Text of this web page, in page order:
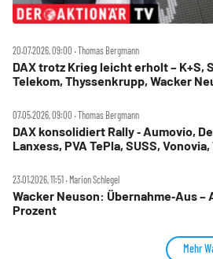
20.07.2026, 09:00 ‧ Thomas Bergmann
DAX trotz Krieg leicht erholt – K+S,
Telekom, Thyssenkrupp, Wacker
07.05.2026, 09:00 ‧ Thomas Bergmann
DAX konsolidiert Rally ‑ Aumovio,
Lanxess, PVA TePla, SUSS,
23.01.2026, 11:51 ‧ Marion Schlegel
Wacker Neuson: Übernahme‑Aus
Prozent
Mehr